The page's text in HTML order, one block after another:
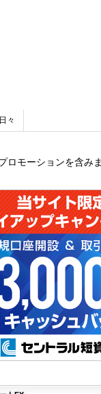
々
ロモーションを含み